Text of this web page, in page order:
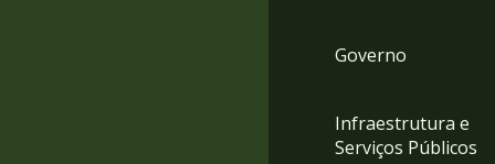
Governo
Infraestrutura e
Serviços Públicos